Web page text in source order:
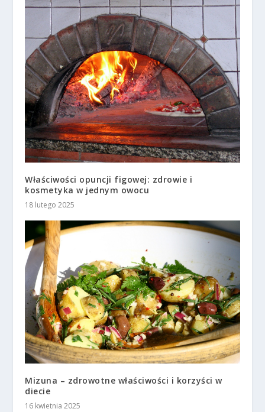
Właściwości opuncji figowej: zdrowie i
kosmetyka w jednym owocu
18 lutego 2025
Mizuna – zdrowotne właściwości i korzyści w
diecie
16 kwietnia 2025